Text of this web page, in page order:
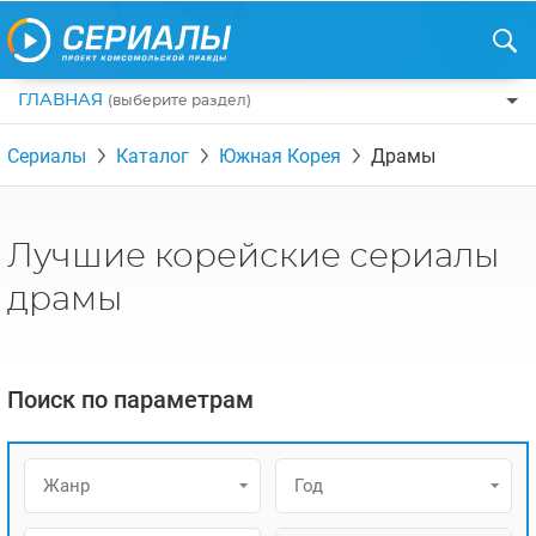
ГЛАВНАЯ (выберите раздел)
ПО ЖАНРАМ
КОМЕДИИ
УЖАСЫ
БОЕВИКИ
ФЭНТЕЗИ
ДЕТЕКТИВЫ
КРИМИНАЛ
ТУРЦИЯ
КАНАДА
РЕЦЕНЗИИ
АЗИАТСКИЕ СЕРИАЛЫ
ИНТЕРВЬЮ
Сериалы Каталог Южная Корея Драмы
Лучшие корейские сериалы
драмы
Поиск по параметрам
Жанр Год